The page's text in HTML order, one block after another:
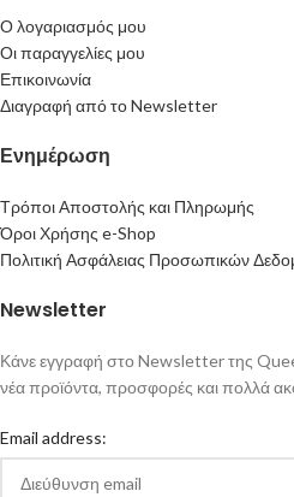
Ο λογαριασμός μου
Οι παραγγελίες μου
Επικοινωνία
Διαγραφή από το Newsletter
Ενημέρωση
Τρόποι Αποστολής και Πληρωμής
Όροι Χρήσης e-Shop
Πολιτική Ασφάλειας Προσωπικών
Newsletter
Κάνε εγγραφή στο Newsletter της
νέα προϊόντα, προσφορές και πολλά
Email address: